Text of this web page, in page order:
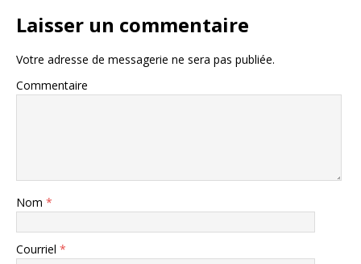
Laisser un commentaire
Votre adresse de messagerie ne sera pas publiée.
Commentaire
Nom *
Courriel *